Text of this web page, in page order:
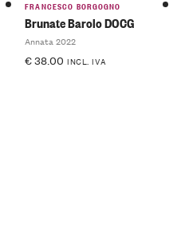
FRANCESCO BORGOGNO
Brunate Barolo DOCG
Annata 2022
€38.00 INCL. IVA